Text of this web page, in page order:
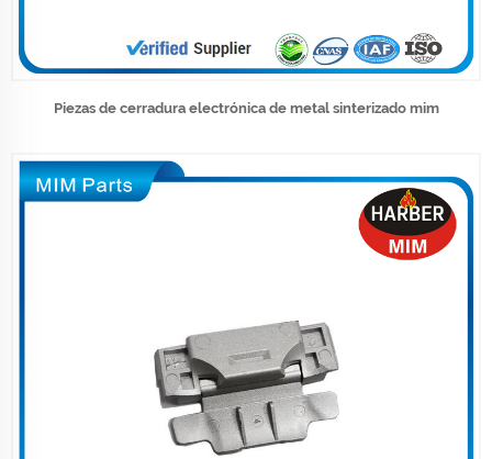
Piezas de cerradura electrónica de metal sinterizado mim